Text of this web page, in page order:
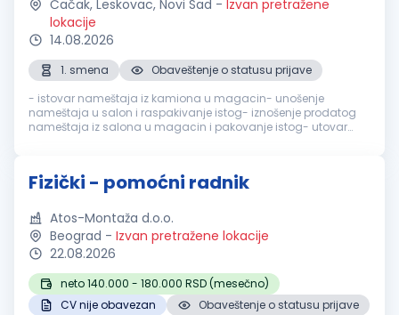
Čačak, Leskovac, Novi Sad - Izvan pretražene
lokacije
14.08.2026
1. smena
Obaveštenje o statusu prijave
- istovar nameštaja iz kamiona u magacin- unošenje
nameštaja u salon i raspakivanje istog- iznošenje prodatog
nameštaja iz salona u magacin i pakovanje istog- utovar
Fizički - pomoćni radnik
Atos-Montaža d.o.o.
Beograd - Izvan pretražene lokacije
22.08.2026
neto 140.000 - 180.000 RSD (mesečno)
CV nije obavezan
Obaveštenje o statusu prijave